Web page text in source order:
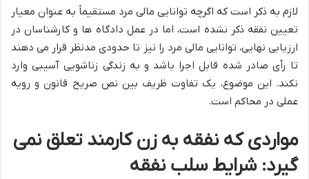
لازم به ذکر است که اگرچه توانایی مالی مرد مستقیماً به عنوان معیار
تعیین نفقه ذکر نشده است، اما در عمل دادگاه ها و کارشناسان در
ارزیابی نهایی، توانایی مالی مرد را نیز تا حدودی مدنظر قرار می دهند
تا رأی صادر شده قابل اجرا باشد و به زندگی زناشویی آسیبی وارد
نکند. این موضوع، یک تفاوت ظریف بین نص صریح قانون و رویه
عملی در محاکم است.
مواردی که نفقه به زن کارمند تعلق نمی
گیرد: شرایط سلب نفقه